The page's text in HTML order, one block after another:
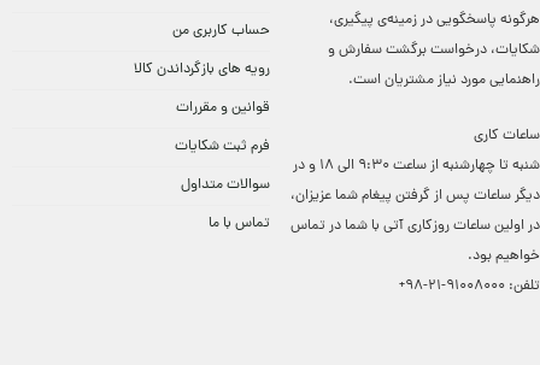
هرگونه پاسخگویی در زمینه‌ی پیگیری،
شکایات، درخواست برگشت سفارش و
راهنمایی مورد نیاز مشتریان است.
ساعات کاری
شنبه تا چهارشنبه از ساعت 9:30 الی 18 و در
دیگر ساعات ‌پس از گرفتن پیغام شما عزیزان،
در اولین ساعات روزکاری آتی با شما در تماس
خواهیم بود.
تلفن: 91008000-21-98+
حساب کاربری من
رویه های بازگرداندن کالا
قوانین و مقررات
فرم ثبت شکایات
سوالات متداول
تماس با ما